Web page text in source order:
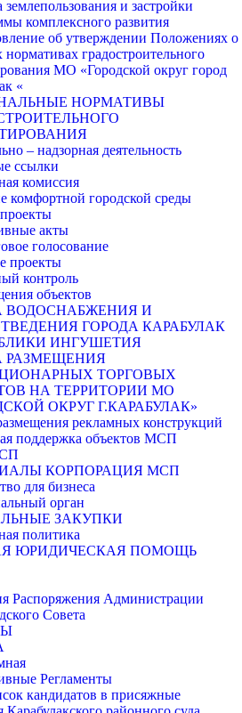
и застройки
комплексного развития
об утверждении Положениях о
градостроительного
МО «Городской округ город
«
НОРМАТИВЫ
– надзорная деятельность
ссылки
комиссия
комфортной городской среды
акты
голосование
проекты
контроль
объектов
ВОДОСНАБЖЕНИЯ И
ГОРОДА КАРАБУЛАК
ИНГУШЕТИЯ
РАЗМЕЩЕНИЯ
ТОРГОВЫХ
НА ТЕРРИТОРИИ МО
ОКРУГ Г.КАРАБУЛАК»
рекламных конструкций
поддержка объектов МСП
КОРПОРАЦИЯ МСП
для бизнеса
орган
ЗАКУПКИ
политика
ЮРИДИЧЕСКАЯ ПОМОЩЬ
Распоряжения Администрации
Совета
Регламенты
кандидатов в присяжные